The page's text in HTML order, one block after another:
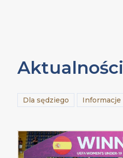
Aktualności
Dla sędziego Informacje